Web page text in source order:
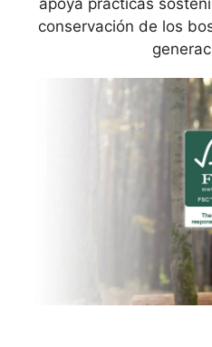
conservación de los